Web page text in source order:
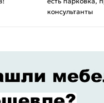
консультанты